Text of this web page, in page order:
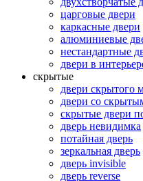
царговые двери
каркасные двери
алюминиевые
нестандартные
двери в
скрытые
двери скрытого
двери со
скрытые двери
дверь невидимка
потайная дверь
зеркальная дверь
дверь invisible
дверь reverse